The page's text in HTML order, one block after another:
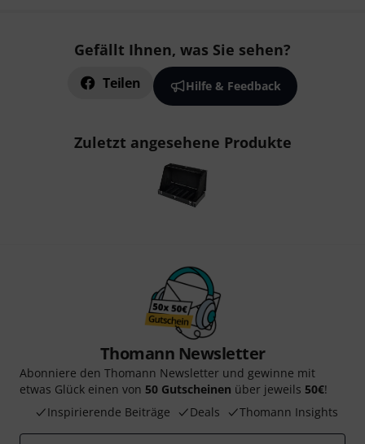
Gefällt Ihnen, was Sie sehen?
Teilen Hilfe & Feedback
Zuletzt angesehene Produkte
Thomann Newsletter
Abonniere den Thomann Newsletter und gewinne mit
etwas Glück einen von 50 Gutscheinen über jeweils 50€!
Inspirierende Beiträge
Deals Thomann Insights